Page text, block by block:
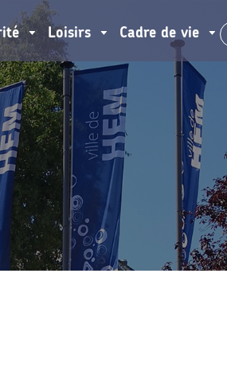
Loisirs Cadre de vie